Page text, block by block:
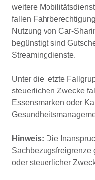
weitere
fallen
Nutzung von Car-
begünstigt sind
Streamingdienste.
Unter die letzte
steuerlichen Zwecke
Essensmarken oder
Hinweis: Die
Sachbezugsfreigrenze
oder steuerlicher